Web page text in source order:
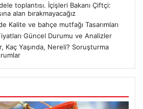
toplantısı. İçişleri Bakanı Çiftçi:
alan bırakmayacağız
Kalite ve bahçe mutfağı Tasarımları
Güncel Durumu ve Analizler
Kaç Yaşında, Nereli? Soruşturma